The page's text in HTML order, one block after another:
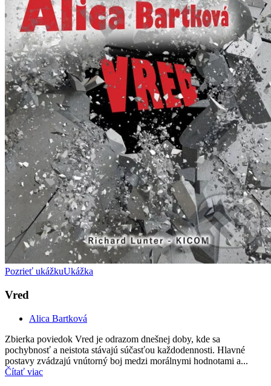
Pozrieť ukážkuUkážka
Vred
Alica Bartková
Zbierka poviedok Vred je odrazom dnešnej doby, kde sa
pochybnosť a neistota stávajú súčasťou každodennosti. Hlavné
postavy zvádzajú vnútorný boj medzi morálnymi hodnotami a...
Čítať viac